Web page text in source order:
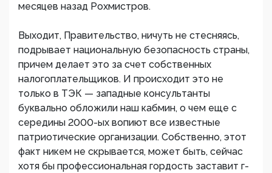
месяцев назад Рохмистров.
Выходит, Правительство, ничуть не стесняясь,
подрывает национальную безопасность страны,
причем делает это за счет собственных
налогоплательщиков. И происходит это не
только в ТЭК — западные консультанты
буквально обложили наш кабмин, о чем еще с
середины 2000-ых вопиют все известные
патриотические организации. Собственно, этот
факт никем не скрывается, может быть, сейчас
хотя бы профессиональная гордость заставит г-